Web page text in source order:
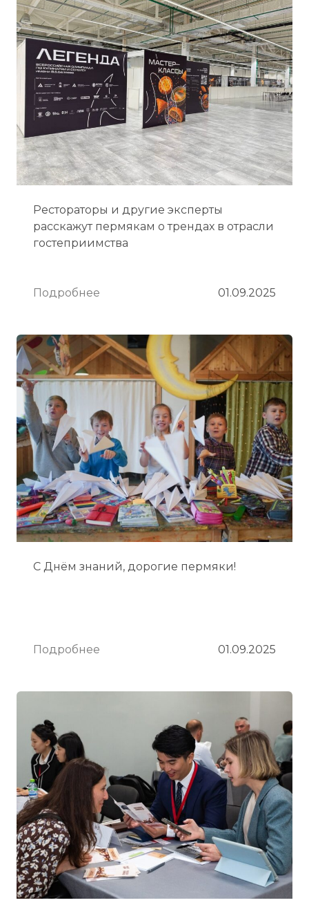
Рестораторы и другие эксперты
расскажут пермякам о трендах в отрасли
гостеприимства
Подробнее 01.09.2025
С Днём знаний, дорогие пермяки!
Подробнее 01.09.2025